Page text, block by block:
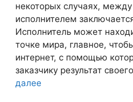
некоторых случаях,
исполнителем
Исполнитель может
точке мира, главное,
интернет, с помощью
заказчику результат
далее